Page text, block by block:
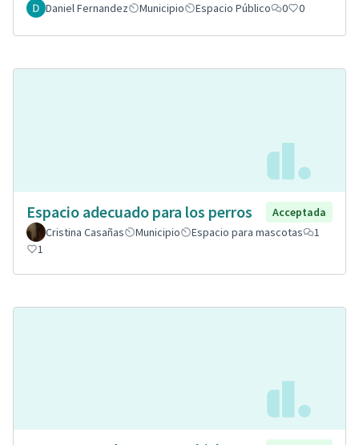
Daniel Fernandez Municipio Espacio Público 0 0
Espacio adecuado para los perros
Acceptada
Cristina Casañas
Municipio Espacio para mascotas
1
1